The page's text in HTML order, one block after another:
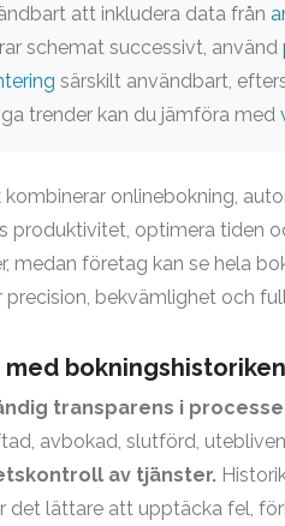
att inkludera data från
schemat successivt, använd
särskilt användbart,
trender kan du jämföra med
onlinebokning,
produktivitet, optimera tiden
medan företag kan se hela
bekvämlighet och
transparens i
avbokad, slutförd,
av tjänster.
det lättare att upptäcka fel,